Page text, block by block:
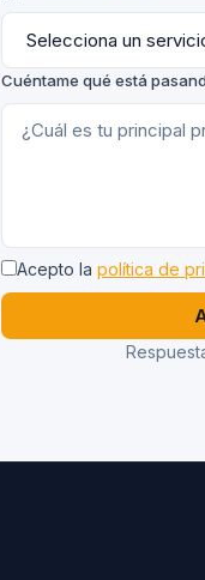
Cuéntame qué está
Acepto la política de